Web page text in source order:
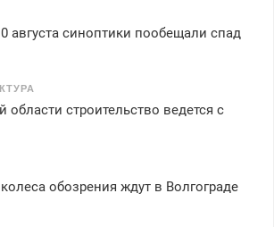
августа синоптики пообещали спад
области строительство ведется с
обозрения ждут в Волгограде